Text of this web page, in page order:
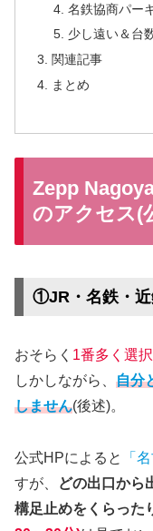
名鉄協商パー
少し遠い＆台
関連記事
まとめ
Zepp
のアクセス(
①JR・名鉄・近
おそらく 1番多く選
しかしながら、 自分
しません(後述)。
公式HPによると 「
すが、
どの出口から
構足止めをくらった